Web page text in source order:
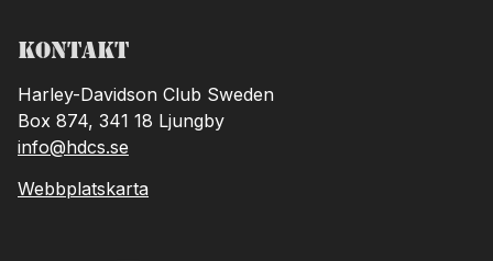
Kontakt
Harley-Davidson Club Sweden
Box 874, 341 18 Ljungby
info@hdcs.se
Webbplatskarta